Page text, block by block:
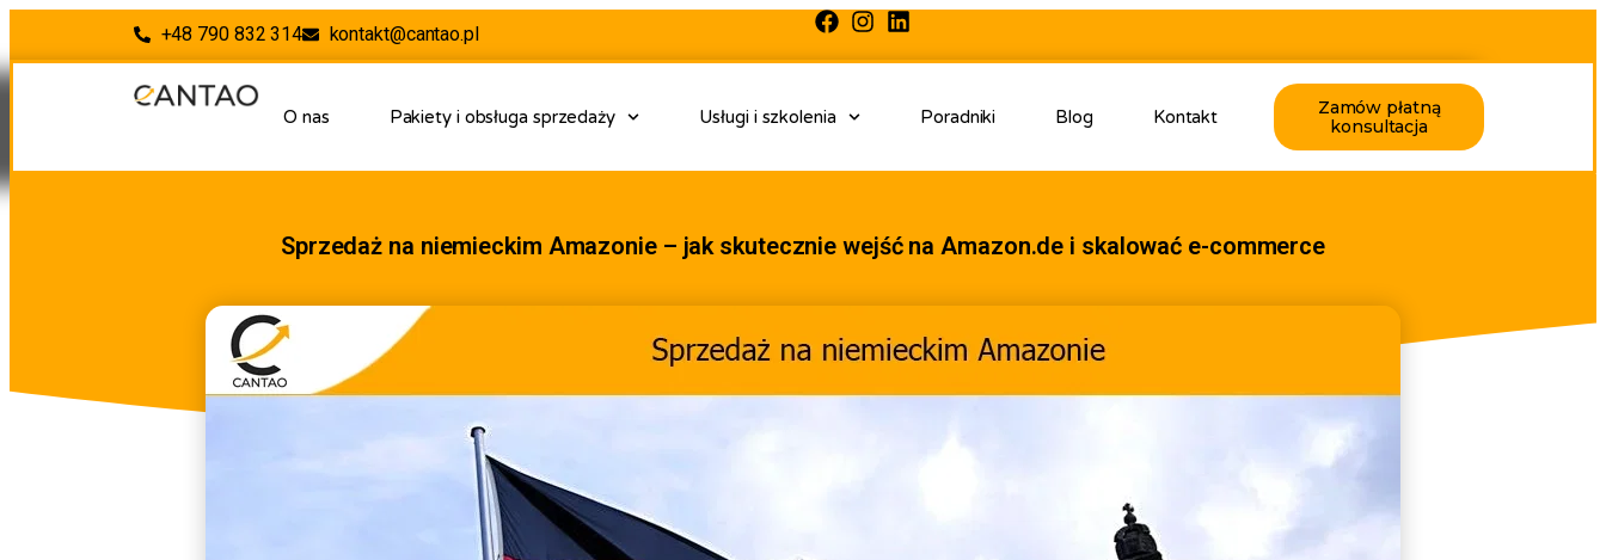
+48 790 832 314 kontakt@cantao.pl
O nas Pakiety i obsługa sprzedaży Usługi i szkolenia Poradniki Blog Kontakt
Zamów płatną
konsultacja
Sprzedaż na niemieckim Amazonie – jak skutecznie wejść na Amazon.de i skalować e-commerce